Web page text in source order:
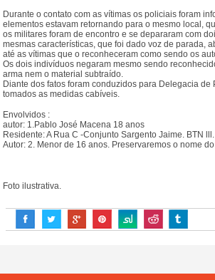
Durante o contato com as vítimas os policiais foram
elementos estavam retornando para o mesmo local,
os militares foram de encontro e se depararam com
mesmas características, que foi dado voz de parada,
até as vítimas que o reconheceram como sendo os
Os dois indivíduos negaram mesmo sendo
arma nem o material subtraído.
Diante dos fatos foram conduzidos para Delegacia de
tomados as medidas cabíveis.
Envolvidos :
autor: 1.Pablo José Macena 18 anos
Residente: A Rua C -Conjunto Sargento Jaime. BTN lll.
Autor: 2. Menor de 16 anos. Preservaremos o nome
Foto ilustrativa.